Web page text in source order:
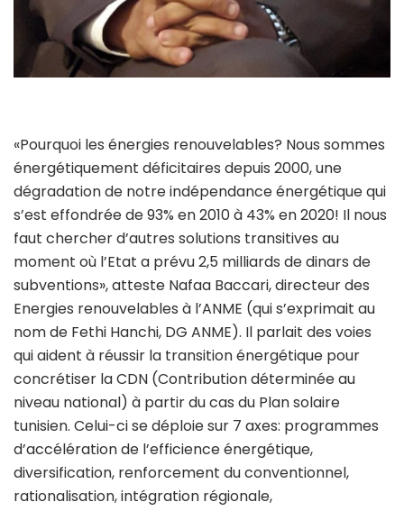
«Pourquoi les énergies renouvelables? Nous sommes
énergétiquement déficitaires depuis 2000, une
dégradation de notre indépendance énergétique qui
s’est effondrée de 93% en 2010 à 43% en 2020! Il nous
faut chercher d’autres solutions transitives au
moment où l’Etat a prévu 2,5 milliards de dinars de
subventions», atteste Nafaa Baccari, directeur des
Energies renouvelables à l’ANME (qui s’exprimait au
nom de Fethi Hanchi, DG ANME). Il parlait des voies
qui aident à réussir la transition énergétique pour
concrétiser la CDN (Contribution déterminée au
niveau national) à partir du cas du Plan solaire
tunisien. Celui-ci se déploie sur 7 axes: programmes
d’accélération de l’efficience énergétique,
diversification, renforcement du conventionnel,
rationalisation, intégration régionale,